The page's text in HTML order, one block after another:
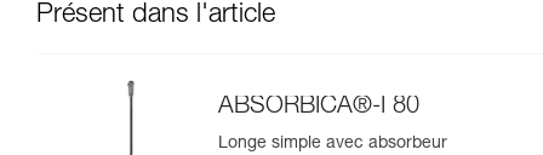
Présent dans l'article
ABSORBICA®-I 80
Longe simple avec absorbeur